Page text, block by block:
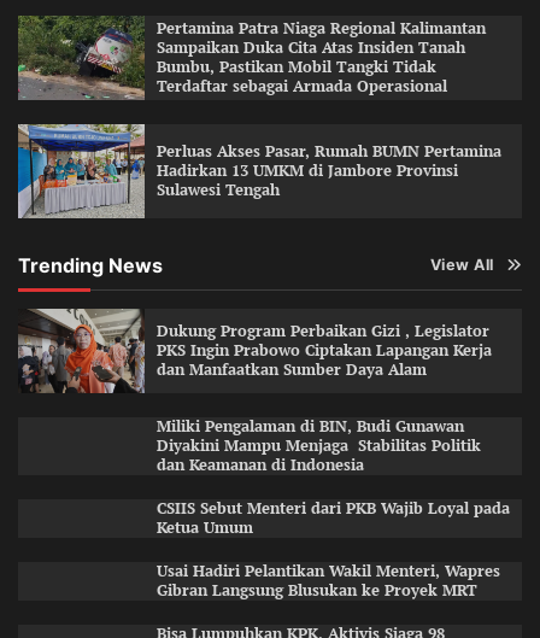
Pertamina Patra Niaga Regional Kalimantan
Sampaikan Duka Cita Atas Insiden Tanah
Bumbu, Pastikan Mobil Tangki Tidak
Terdaftar sebagai Armada Operasional
Perluas Akses Pasar, Rumah BUMN Pertamina
Hadirkan 13 UMKM di Jambore Provinsi
Sulawesi Tengah
Trending News View All
Dukung Program Perbaikan Gizi , Legislator
PKS Ingin Prabowo Ciptakan Lapangan Kerja
dan Manfaatkan Sumber Daya Alam
Miliki Pengalaman di BIN, Budi Gunawan
Diyakini Mampu Menjaga Stabilitas Politik
dan Keamanan di Indonesia
CSIIS Sebut Menteri dari PKB Wajib Loyal pada
Ketua Umum
Usai Hadiri Pelantikan Wakil Menteri, Wapres
Gibran Langsung Blusukan ke Proyek MRT